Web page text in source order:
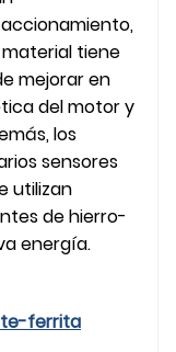
material tiene
mejorar en
del motor y
los
sensores
utilizan
de hierro-
energía.
ferrita